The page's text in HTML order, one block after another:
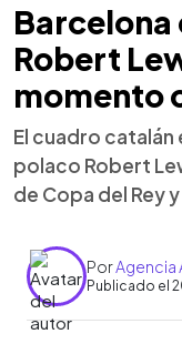
Barcelona
Robert
momento
El cuadro
polaco Robert
de Copa del Rey
PorAgencia
Publicado el